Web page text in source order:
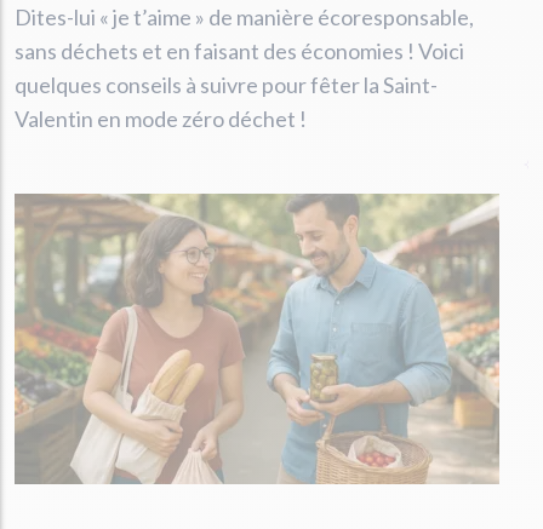
Dites-lui « je t’aime » de manière écoresponsable,
sans déchets et en faisant des économies ! Voici
quelques conseils à suivre pour fêter la Saint-
Valentin en mode zéro déchet !